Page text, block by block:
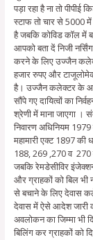
पड़ा रहा है ना तो
स्टाफ तो चार से 5000 में
है जबकि कोविड कॉल में
आपको बता दें निजी
करने के लिए उज्जैन
हजार रुपए और
है। उज्जैन कलेक्टर के
सौंपे गए दायित्वों का
श्रेणी में माना जाएगा ।
निवारण अधिनियम
महामारी एक्ट 1897 की
188, 269 ,270 व 270
जबकि रेमडेसीविर
और ग्राहकों को बिल भी
से बचाने के लिए देवास
देवास में ऐसे आदेश जारी
अवलोकन का जिम्मा भी
बिलिंग कर ग्राहकों को